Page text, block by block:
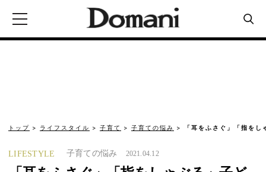
トップ ライフスタイル 子育て 子育ての悩み 「耳をふさぐ」「指を
LIFESTYLE 子育ての悩み 2021.04.12